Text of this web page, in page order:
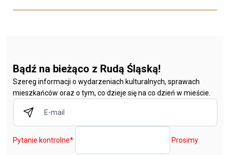
Bądź na bieżąco z Rudą Śląską!
Szereg informacji o wydarzeniach kulturalnych, sprawach
mieszkańców oraz o tym, co dzieje się na co dzień w mieście.
Pytanie kontrolne* Prosimy